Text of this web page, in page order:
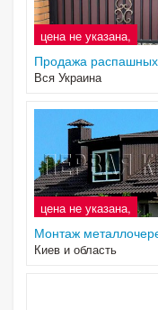
цена не указана,
Продажа распашных
Вся Украина
цена не указана,
Монтаж
Киев и область